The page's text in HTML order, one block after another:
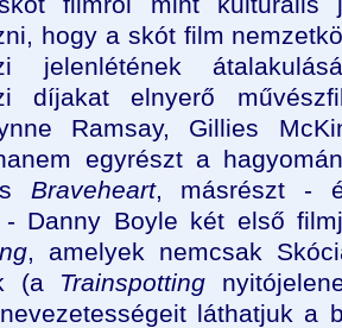
hogy a skót film
jelenlétének
díjakat elnyerő
Ramsay, Gillies
egyrészt a
Braveheart, másrészt -
- Danny Boyle két első
, amelyek nemcsak
(a Trainspotting
láthatjuk a